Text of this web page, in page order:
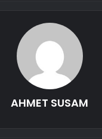
AHMET SUSAM